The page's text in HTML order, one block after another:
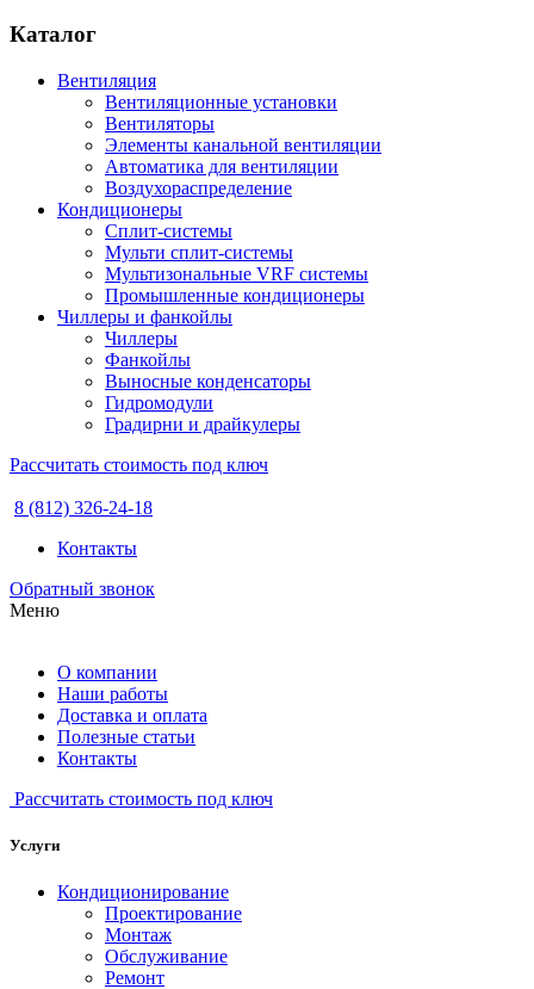
Каталог
Вентиляция
Вентиляционные установки
Вентиляторы
Элементы канальной вентиляции
Автоматика для вентиляции
Воздухораспределение
Кондиционеры
Сплит-системы
Мульти сплит-системы
Мультизональные VRF системы
Промышленные кондиционеры
Чиллеры и фанкойлы
Чиллеры
Фанкойлы
Выносные конденсаторы
Гидромодули
Градирни и драйкулеры
Рассчитать стоимость под ключ
8 (812) 326-24-18
Контакты
Обратный звонок
Меню
О компании
Наши работы
Доставка и оплата
Полезные статьи
Контакты
Рассчитать стоимость под ключ
Услуги
Кондиционирование
Проектирование
Монтаж
Обслуживание
Ремонт